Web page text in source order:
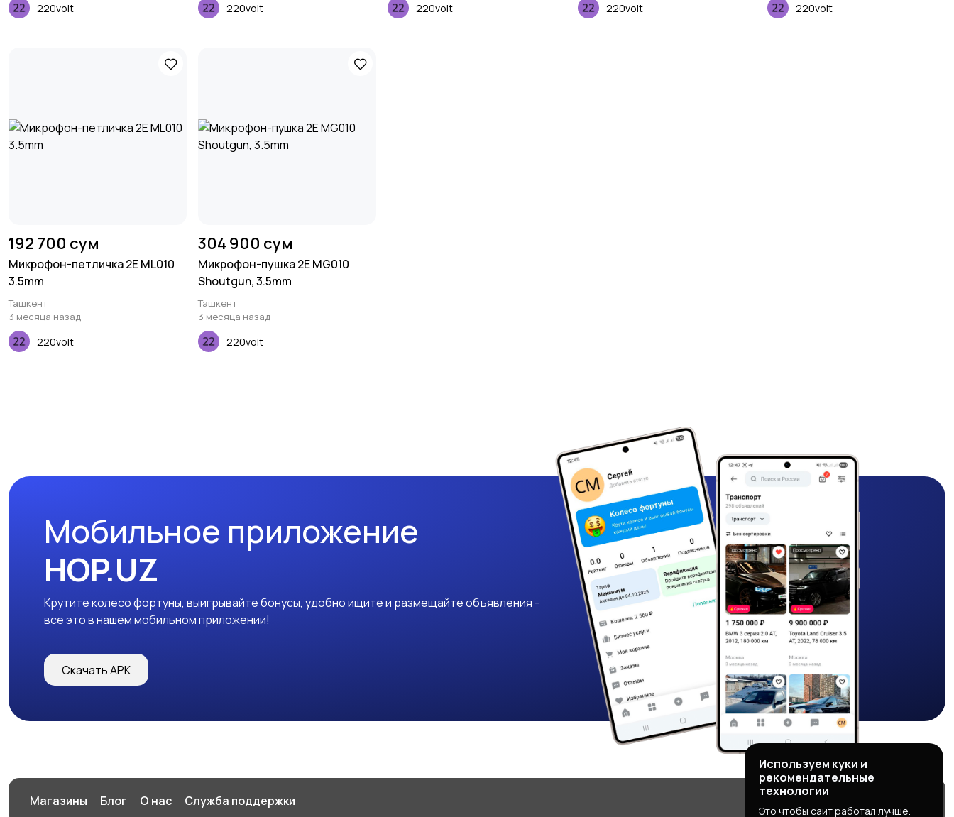
220volt 220volt 220volt 220volt 220volt
192 700 сум
Микрофон-петличка 2E ML010
3.5mm
Ташкент
3 месяца назад
220volt
304 900 сум
Микрофон-пушка 2E MG010
Shoutgun, 3.5mm
Ташкент
3 месяца назад
220volt
Мобильное приложение
HOP.UZ
Крутите колесо фортуны, выигрывайте бонусы, удобно ищите и размещайте объявления -
все это в нашем мобильном приложении!
Скачать APK
Магазины Блог О нас Служба поддержки
Используем куки и
рекомендательные
технологии
Это чтобы сайт работал лучше.